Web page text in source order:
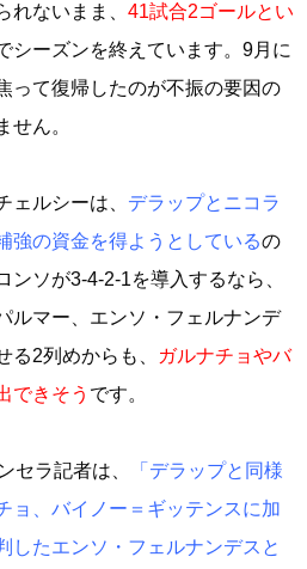
れないまま、 41試合2ゴールとい
シーズンを終えています。9月に
って復帰したのが不振の要因の
せん。
ェルシーは、 デラップとニコラ
強の資金を得ようとしているの
ンソが3-4-2-1を導入するなら、
ルマー、エンソ・フェルナンデ
る2列めからも、
ガルナチョやバ
できそう です。
セラ記者は、
「デラップと同様
ョ、バイノー＝ギッテンスに加
したエンソ・フェルナンデスと